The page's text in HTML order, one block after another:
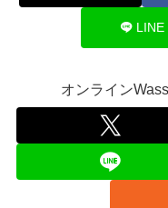
LINE
オンライン